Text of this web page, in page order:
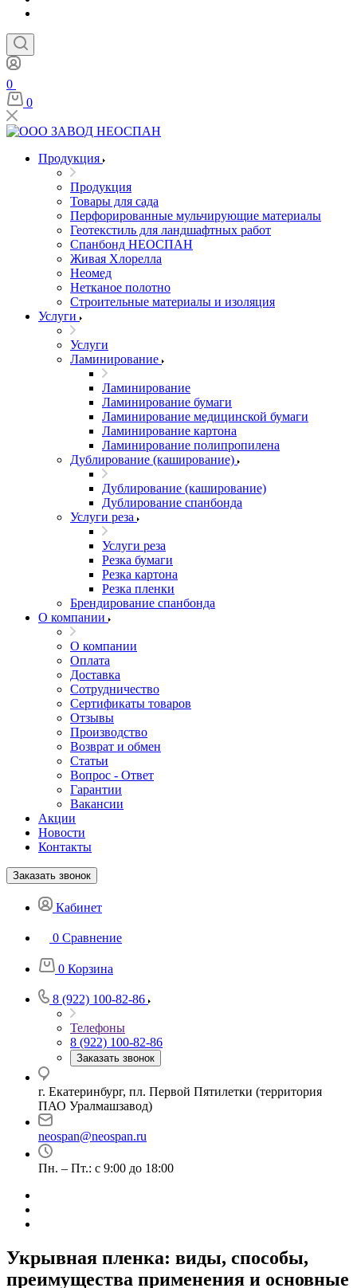
0
0
Продукция
Продукция
Товары для сада
Перфорированные мульчирующие материалы
Геотекстиль для ландшафтных работ
Спанбонд НЕОСПАН
Живая Хлорелла
Нeомед
Нетканое полотно
Строительные материалы и изоляция
Услуги
Услуги
Ламинирование
Ламинирование
Ламинирование бумаги
Ламинирование медицинской бумаги
Ламинирование картона
Ламинирование полипропилена
Дублирование (каширование)
Дублирование (каширование)
Дублирование спанбонда
Услуги реза
Услуги реза
Резка бумаги
Резка картона
Резка пленки
Брендирование спанбонда
О компании
О компании
Оплата
Доставка
Сотрудничество
Сертификаты товаров
Отзывы
Производство
Возврат и обмен
Статьи
Вопрос - Ответ
Гарантии
Вакансии
Акции
Новости
Контакты
Заказать звонок
Кабинет
0 Сравнение
0 Корзина
8 (922) 100-82-86
Телефоны
8 (922) 100-82-86
Заказать звонок
г. Екатеринбург, пл. Первой Пятилетки (территория
ПАО Уралмашзавод)
neospan@neospan.ru
Пн. – Пт.: с 9:00 до 18:00
Укрывная пленка: виды, способы,
преимущества применения и основные